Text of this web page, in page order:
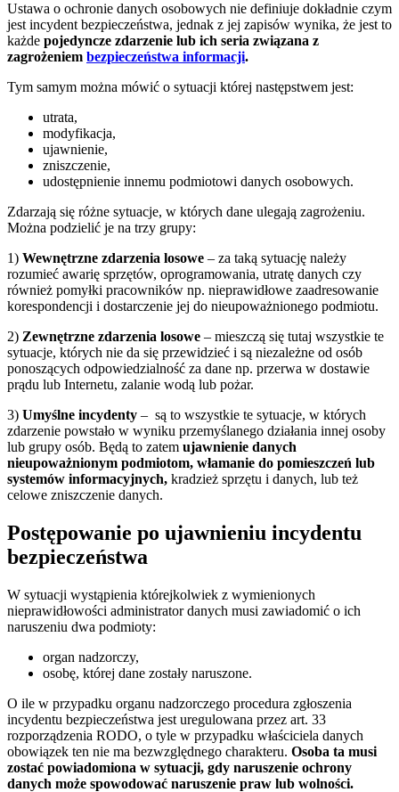
Ustawa o ochronie danych osobowych nie definiuje dokładnie czym
jest incydent bezpieczeństwa, jednak z jej zapisów wynika, że jest to
każde pojedyncze zdarzenie lub ich seria związana z
zagrożeniem bezpieczeństwa informacji.
Tym samym można mówić o sytuacji której następstwem jest:
utrata,
modyfikacja,
ujawnienie,
zniszczenie,
udostępnienie innemu podmiotowi danych osobowych.
Zdarzają się różne sytuacje, w których dane ulegają zagrożeniu.
Można podzielić je na trzy grupy:
1) Wewnętrzne zdarzenia losowe – za taką sytuację należy
rozumieć awarię sprzętów, oprogramowania, utratę danych czy
również pomyłki pracowników np. nieprawidłowe zaadresowanie
korespondencji i dostarczenie jej do nieupoważnionego podmiotu.
2) Zewnętrzne zdarzenia losowe – mieszczą się tutaj wszystkie te
sytuacje, których nie da się przewidzieć i są niezależne od osób
ponoszących odpowiedzialność za dane np. przerwa w dostawie
prądu lub Internetu, zalanie wodą lub pożar.
3) Umyślne incydenty – są to wszystkie te sytuacje, w których
zdarzenie powstało w wyniku przemyślanego działania innej osoby
lub grupy osób. Będą to zatem ujawnienie danych
nieupoważnionym podmiotom, włamanie do pomieszczeń lub
systemów informacyjnych, kradzież sprzętu i danych, lub też
celowe zniszczenie danych.
Postępowanie po ujawnieniu incydentu
bezpieczeństwa
W sytuacji wystąpienia którejkolwiek z wymienionych
nieprawidłowości administrator danych musi zawiadomić o ich
naruszeniu dwa podmioty:
organ nadzorczy,
osobę, której dane zostały naruszone.
O ile w przypadku organu nadzorczego procedura zgłoszenia
incydentu bezpieczeństwa jest uregulowana przez art. 33
rozporządzenia RODO, o tyle w przypadku właściciela danych
obowiązek ten nie ma bezwzględnego charakteru. Osoba ta musi
zostać powiadomiona w sytuacji, gdy naruszenie ochrony
danych może spowodować naruszenie praw lub wolności.